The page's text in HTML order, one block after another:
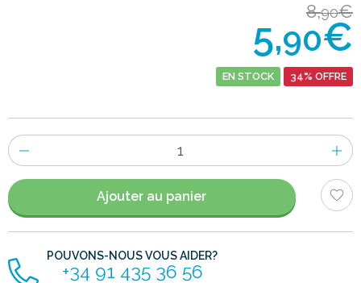
8,90€
5,90€
EN STOCK 34% OFFRE
Nombre
d'items
Ajouter au panier
POUVONS-NOUS VOUS AIDER?
+34 91 435 36 56